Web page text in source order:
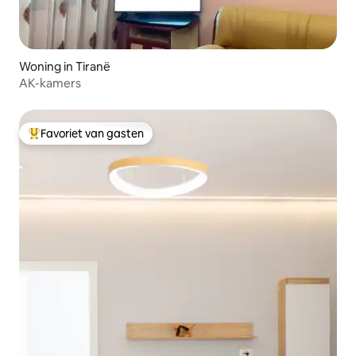
Woning in Tiranë
AK-kamers
Topfavoriet van gasten
Favoriet van gasten